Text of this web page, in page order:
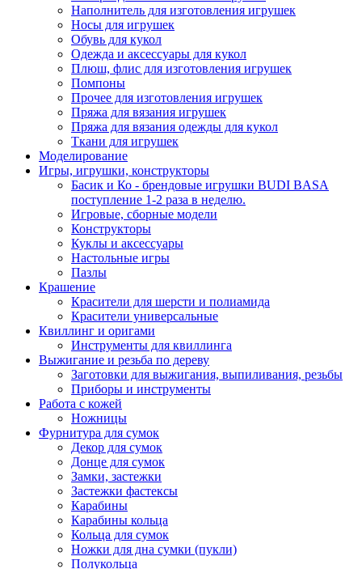
Наполнитель для изготовления игрушек
Носы для игрушек
Обувь для кукол
Одежда и аксессуары для кукол
Плюш, флис для изготовления игрушек
Помпоны
Прочее для изготовления игрушек
Пряжа для вязания игрушек
Пряжа для вязания одежды для кукол
Ткани для игрушек
Моделирование
Игры, игрушки, конструкторы
Басик и Ко - брендовые игрушки BUDI BASA
поступление 1-2 раза в неделю.
Игровые, сборные модели
Конструкторы
Куклы и аксессуары
Настольные игры
Пазлы
Крашение
Красители для шерсти и полиамида
Красители универсальные
Квиллинг и оригами
Инструменты для квиллинга
Выжигание и резьба по дереву
Заготовки для выжигания, выпиливания, резьбы
Приборы и инструменты
Работа с кожей
Ножницы
Фурнитура для сумок
Декор для сумок
Донце для сумок
Замки, застежки
Застежки фастексы
Карабины
Карабины кольца
Кольца для сумок
Ножки для дна сумки (пукли)
Полукольца